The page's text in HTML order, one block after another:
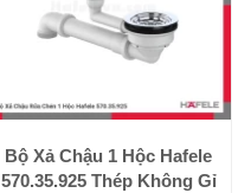
Bộ Xả Chậu 1 Hộc Hafele
570.35.925 Thép Không Gỉ